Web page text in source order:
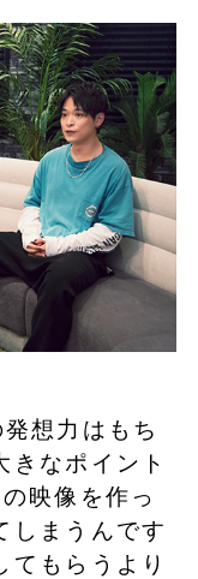
想力はもち
きなポイント
映像を作っ
しまうんです
てもらうより